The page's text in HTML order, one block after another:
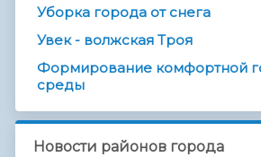
Уборка города от снега
Увек - волжская Троя
Формирование комфортной
среды
Новости районов города